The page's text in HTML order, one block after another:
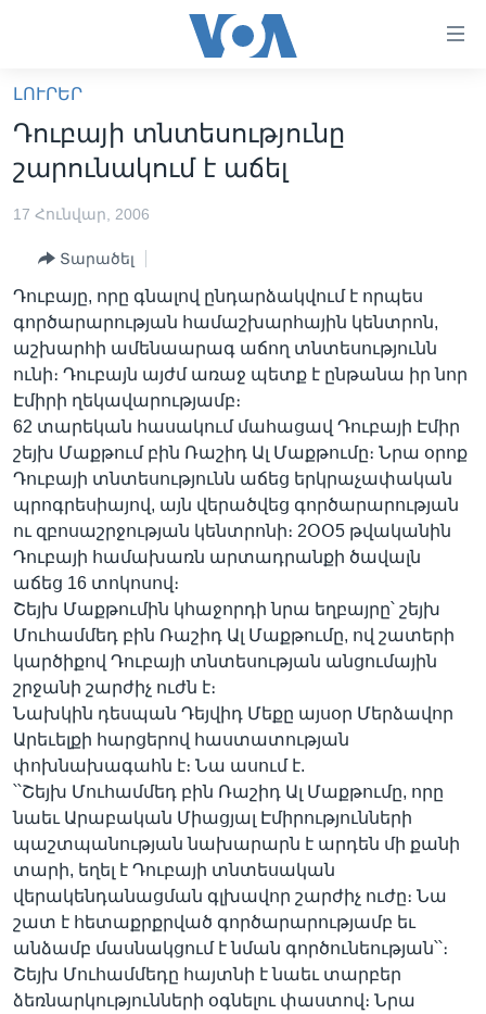
հիմնական
բովանդակությանը
անցնել
հիմնական
բովանդակությանը
բովանդակություն
ԼՈՒՐԵՐ
ՖԻԼՄԵՐ
ՖԻԼՄԵՐ
IN ENGLISH
ՄԵՐ ՄԱՍԻՆ
ՄԵՐ ՄԱՍԻՆ
«ԱՄԵՐԻԿԱՅԻ ՁԱՅՆ»-Ի ԿԱՆՈՆԱԴՐՈՒԹՅՈՒՆ
ԿԱՊ ՄԵԶ ՀԵՏ
ՈՒԿՐԱԻՆԱԿԱՆ ՊԱՏԵՐԱԶՄ
Learning English
ՀԵՏԵՒԵՔ ՄԵԶ
Լեզուներ
ԼՈՒՐԵՐ
Դուբայի տնտեսությունը
շարունակում է աճել
17 Հունվար, 2006
Տարածել
Դուբայը, որը գնալով ընդարձակվում է որպես
գործարարության համաշխարհային կենտրոն,
աշխարհի ամենաարագ աճող տնտեսությունն
ունի։ Դուբայն այժմ առաջ պետք է ընթանա իր նոր
Էմիրի ղեկավարությամբ։
62 տարեկան հասակում մահացավ Դուբայի Էմիր
շեյխ Մաքթում բին Ռաշիդ Ալ Մաքթումը։ Նրա օրոք
Դուբայի տնտեսությունն աճեց երկրաչափական
պրոգրեսիայով, այն վերածվեց գործարարության
ու զբոսաշրջության կենտրոնի։ 2ՕՕ5 թվականին
Դուբայի համախառն արտադրանքի ծավալն
աճեց 16 տոկոսով։
Շեյխ Մաքթումին կհաջորդի նրա եղբայրը՝ շեյխ
Մուհամմեդ բին Ռաշիդ Ալ Մաքթումը, ով շատերի
կարծիքով Դուբայի տնտեսության անցումային
շրջանի շարժիչ ուժն է։
Նախկին դեսպան Դեյվիդ Մեքը այսօր Մերձավոր
Արեւելքի հարցերով հաստատության
փոխնախագահն է։ Նա ասում է.
՝՝Շեյխ Մուհամմեդ բին Ռաշիդ Ալ Մաքթումը, որը
նաեւ Արաբական Միացյալ Էմիրությունների
պաշտպանության նախարարն է արդեն մի քանի
տարի, եղել է Դուբայի տնտեսական
վերակենդանացման գլխավոր շարժիչ ուժը։ Նա
շատ է հետաքրքրված գործարարությամբ եւ
անձամբ մասնակցում է նման գործունեության՝՝։
Շեյխ Մուհամմեդը հայտնի է նաեւ տարբեր
ձեռնարկությունների օգնելու փաստով։ Նրա